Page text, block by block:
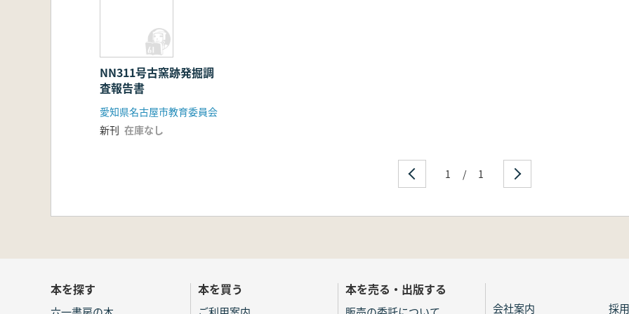
NN311号古窯跡発掘調
査報告書
愛知県名古屋市教育委員会
新刊 在庫なし
1 / 1
本を探す 本を買う 本を売る・出版する
会社案内 採